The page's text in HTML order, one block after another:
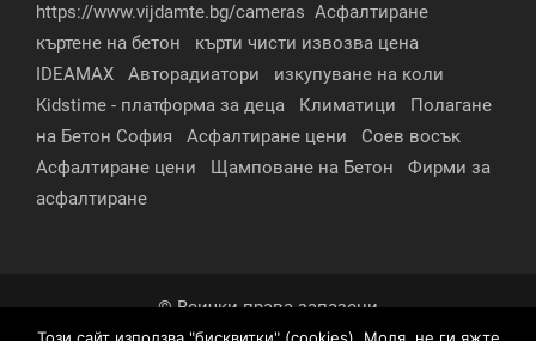
https://www.vijdamte.bg/cameras Асфалтиране
къртене на бетон
кърти чисти извозва цена
IDEAMAX
Авторадиатори
изкупуване на коли
Kidstime - платформа за деца
Климатици
Полагане
на Бетон София
Асфалтиране цени
Соев восък
Асфалтиране цени
Щамповане на Бетон
Фирми за
асфалтиране
© Всички права запазени